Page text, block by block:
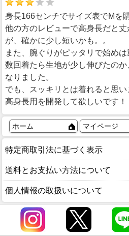
身長166センチでサイズ表でMを
他の方のレビューで高身長だと
が、確かに少し短いかも。。
また、腕ぐりがピッタリで始め
数回着たら生地が少し伸びたのか
なりました。
でも、スッキリとは着れると思い
高身長用を開発して欲しいです！
ホーム マイページ
特定商取引法に基づく表示
送料とお支払い方法について
個人情報の取扱いについて